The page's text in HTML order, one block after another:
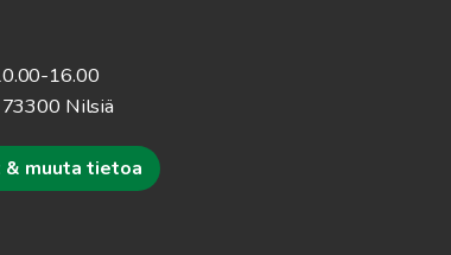
16.00
Nilsiä
muuta tietoa